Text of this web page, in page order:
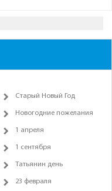
Старый Новый Год
Новогодние пожелания
1 апреля
1 сентября
Татьянин день
23 февраля